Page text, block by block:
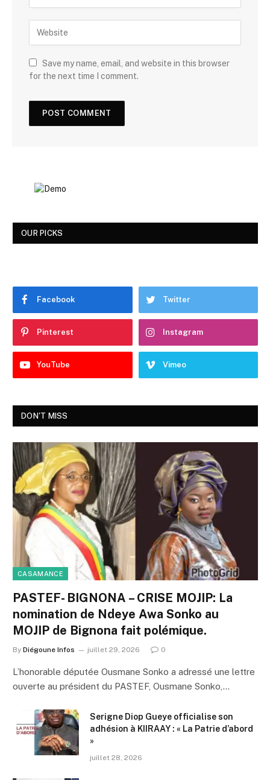
Save my name, email, and website in this browser
for the next time I comment.
OUR PICKS
Facebook Twitter
Pinterest Instagram
YouTube Vimeo
DON'T MISS
CASAMANCE
PASTEF- BIGNONA – CRISE MOJIP: La
nomination de Ndeye Awa Sonko au
MOJIP de Bignona fait polémique.
By Diégoune Infos juillet 29, 2026 0
L’honorable députée Ousmane Sonko a adressé une lettre
ouverte au président du PASTEF, Ousmane Sonko,…
Serigne Diop Gueye officialise son
adhésion à KIIRAAY : « La Patrie d’abord
»
juillet 28, 2026